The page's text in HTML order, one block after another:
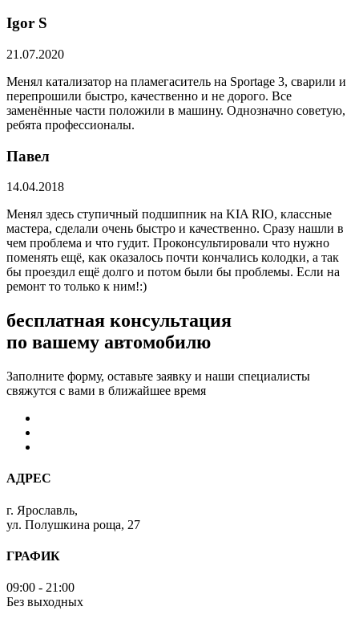
​Igor S
21.07.2020
Менял катализатор на пламегаситель на Sportage 3, сварили и
перепрошили быстро, качественно и не дорого. Все
заменённые части положили в машину. Однозначно советую,
ребята профессионалы.
Павел
14.04.2018
Менял здесь ступичный подшипник на KIA RIO, классные
мастера, сделали очень быстро и качественно. Сразу нашли в
чем проблема и что гудит. Проконсультировали что нужно
поменять ещё, как оказалось почти кончались колодки, а так
бы проездил ещё долго и потом были бы проблемы. Если на
ремонт то только к ним!:)
бесплатная консультация
по вашему автомобилю
Заполните форму, оставьте заявку и наши специалисты
свяжутся с вами в ближайшее время
АДРЕС
г. Ярославль,
ул. Полушкина роща, 27
ГРАФИК
09:00 - 21:00
Без выходных